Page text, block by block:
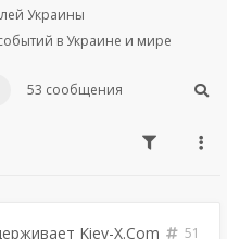
Украины
в Украине и мире
53 сообщения
Kiev-X.Com
51